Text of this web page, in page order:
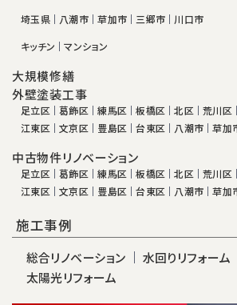
埼玉県
八潮市 草加市 三郷市
川口市
キッチン
マンション
大規模修繕
外壁塗装工事
足立区 葛飾区 練馬区 板橋区 北区 荒川区
江東区
文京区 豊島区 台東区 八潮市 草加
中古物件リノベーション
足立区 葛飾区 練馬区 板橋区 北区 荒川区
江東区
文京区 豊島区 台東区 八潮市 草加
施工事例
総合リノベーション 水回りリフォーム
太陽光リフォーム